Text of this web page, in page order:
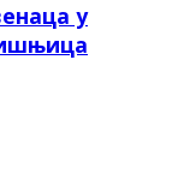
у